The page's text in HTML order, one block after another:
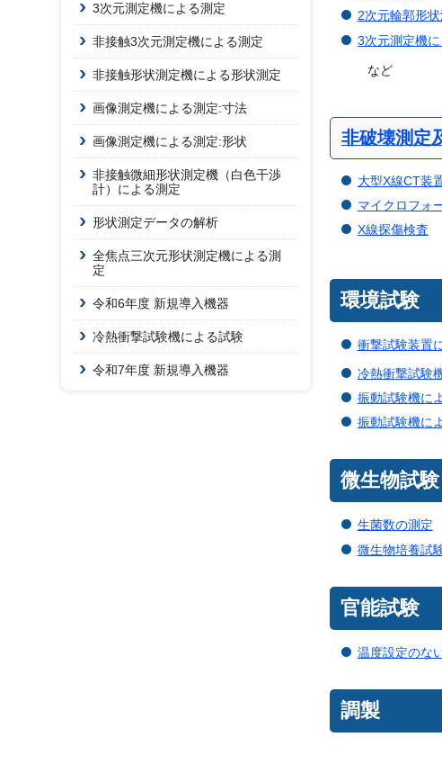
3次元測定機による測定
非接触3次元測定機による測定
非接触形状測定機による形状測定
画像測定機による測定:寸法
画像測定機による測定:形状
非接触微細形状測定機（白色干渉
計）による測定
形状測定データの解析
全焦点三次元形状測定機による測
定
令和6年度 新規導入機器
冷熱衝撃試験機による試験
令和7年度 新規導入機器
2次元輪郭形
3次元測定機
など
非破壊測定
大型X線CT装
マイクロフォ
X線探傷検査
環境試験
衝撃試験装置
冷熱衝撃試験
振動試験機に
振動試験機に
微生物試験
生菌数の測定
微生物培養試
官能試験
温度設定のな
調製